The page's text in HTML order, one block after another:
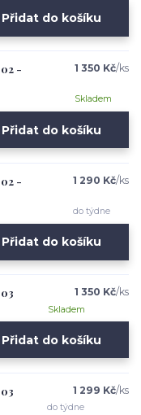
Přidat do košíku
-
1 350 Kč/ks
Skladem
Přidat do košíku
-
1 290 Kč/ks
do týdne
Přidat do košíku
1 350 Kč/ks
Skladem
Přidat do košíku
1 299 Kč/ks
do týdne